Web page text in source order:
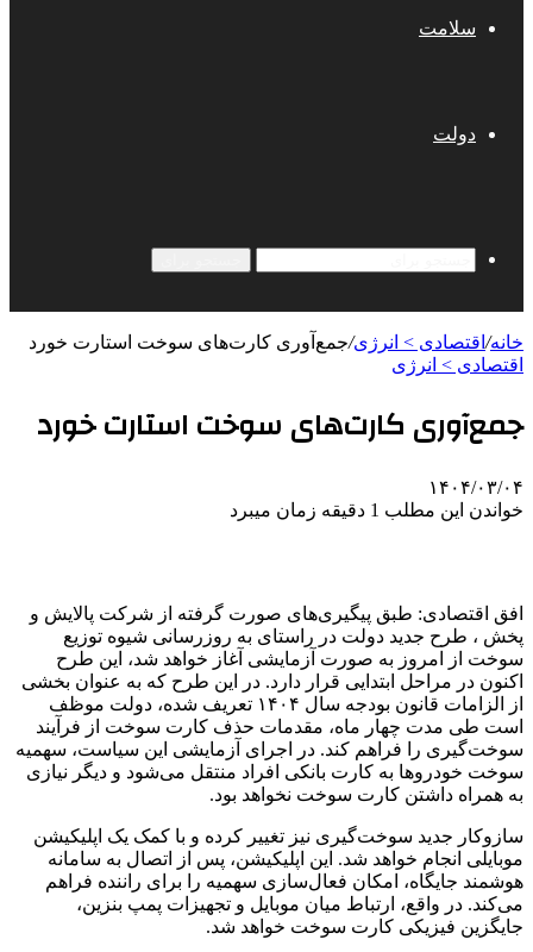
سلامت
دولت
خانه/ اقتصادی > انرژی/جمع‌آوری کارت‌های سوخت استارت خورد
اقتصادی > انرژی
جمع‌آوری کارت‌های سوخت استارت خورد
۱۴۰۴/۰۳/۰۴
خواندن این مطلب 1 دقیقه زمان میبرد
افق اقتصادی: طبق پیگیری‌های صورت گرفته از شرکت پالایش و
پخش ، طرح جدید دولت در راستای به روزرسانی شیوه توزیع
سوخت از امروز به صورت آزمایشی آغاز خواهد شد، این طرح
اکنون در مراحل ابتدایی قرار دارد. در این طرح که به عنوان بخشی
از الزامات قانون بودجه سال ۱۴۰۴ تعریف شده، دولت موظف
است طی مدت چهار ماه، مقدمات حذف کارت سوخت از فرآیند
سوخت‌گیری را فراهم کند. در اجرای آزمایشی این سیاست، سهمیه
سوخت خودروها به کارت بانکی افراد منتقل می‌شود و دیگر نیازی
به همراه داشتن کارت سوخت نخواهد بود.
سازوکار جدید سوخت‌گیری نیز تغییر کرده و با کمک یک اپلیکیشن
موبایلی انجام خواهد شد. این اپلیکیشن، پس از اتصال به سامانه
هوشمند جایگاه، امکان فعال‌سازی سهمیه را برای راننده فراهم
می‌کند. در واقع، ارتباط میان موبایل و تجهیزات پمپ بنزین،
جایگزین فیزیکی کارت سوخت خواهد شد.